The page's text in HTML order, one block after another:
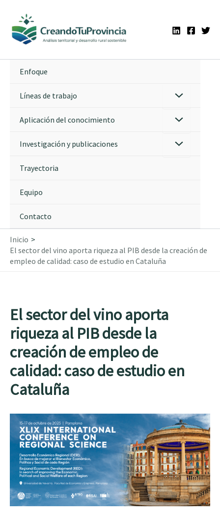
contenido
Enfoque
Líneas de trabajo
Aplicación del conocimiento
Investigación y publicaciones
Trayectoria
Equipo
Contacto
Inicio
El sector del vino aporta riqueza al PIB desde la creación de
empleo de calidad: caso de estudio en Cataluña
El sector del vino aporta
riqueza al PIB desde la
creación de empleo de
calidad: caso de estudio en
Cataluña